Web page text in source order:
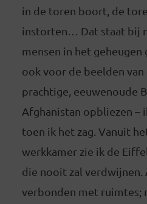
in de toren boort, de
instorten… Dat staat bij
mensen in het
ook voor de beelden
prachtige, eeuwenoude
Afghanistan opbliezen –
toen ik het zag. Vanuit
werkkamer zie ik de
die nooit zal verdwijnen.
verbonden met ruimtes;